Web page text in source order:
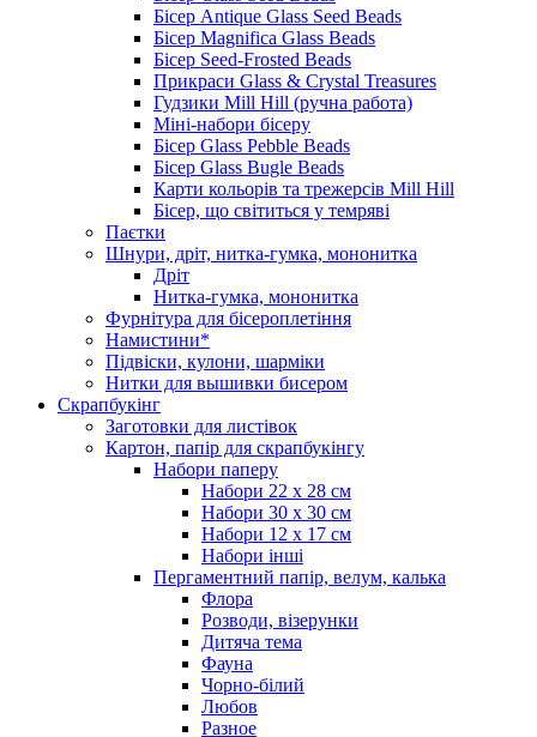
Бісер Antique Glass Seed Beads
Бісер Magnifica Glass Beads
Бісер Seed-Frosted Beads
Прикраси Glass & Crystal Treasures
Гудзики Mill Hill (ручна работа)
Міні-набори бісеру
Бісер Glass Pebble Beads
Бісер Glass Bugle Beads
Карти кольорів та трежерсів Mill Hill
Бісер, що світиться у темряві
Паєтки
Шнури, дріт, нитка-гумка, мононитка
Дріт
Нитка-гумка, мононитка
Фурнітура для бісероплетіння
Намистини*
Підвіски, кулони, шарміки
Нитки для вышивки бисером
Скрапбукінг
Заготовки для листівок
Картон, папір для скрапбукінгу
Набори паперу
Набори 22 х 28 см
Набори 30 х 30 см
Набори 12 х 17 см
Набори інші
Пергаментний папір, велум, калька
Флора
Розводи, візерунки
Дитяча тема
Фауна
Чорно-білий
Любов
Разное